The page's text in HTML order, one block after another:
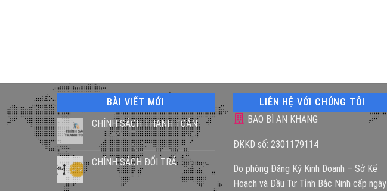
BÀI VIẾT MỚI
CHÍNH SÁCH THANH TOÁN
CHÍNH SÁCH ĐỔI TRẢ
LIÊN HỆ VỚI CHÚNG TÔI
BAO BÌ AN KHANG
ĐKKD số: 2301179114
Do phòng Đăng Ký Kinh Doanh – Sở Kế
Hoạch và Đầu Tư Tỉnh Bắc Ninh cấp ngày